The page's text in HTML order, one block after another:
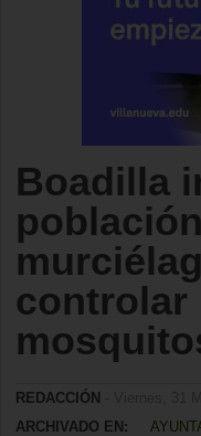
Boadilla
controlar
REDACCIÓN
ARCHIVADO EN: